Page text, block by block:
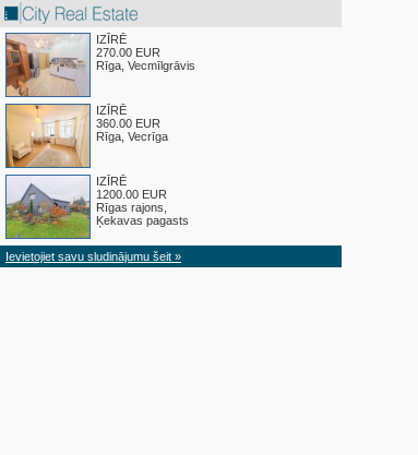
IZĪRĒ
270.00 EUR
Rīga, Vecmīlgrāvis
IZĪRĒ
360.00 EUR
Rīga, Vecrīga
IZĪRĒ
1200.00 EUR
Rīgas rajons,
Ķekavas pagasts
Ievietojiet savu sludinājumu šeit »